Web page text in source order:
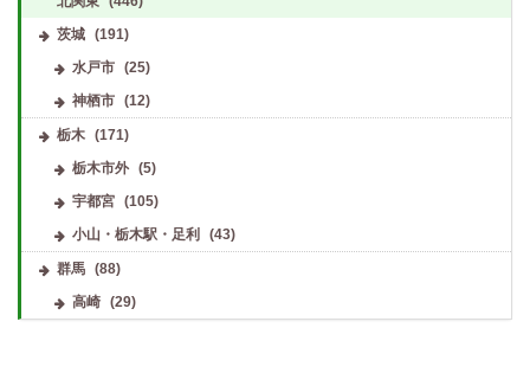
茨城 (191)
水戸市
(25)
神栖市
(12)
栃木 (171)
栃木市外
(5)
宇都宮
(105)
小山・栃木駅・足利
(43)
群馬 (88)
高崎
(29)